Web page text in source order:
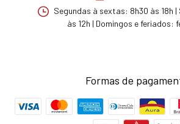
Segundas à sextas: 8h30 às 18h
às 12h | Domingos e feriados:
Formas de